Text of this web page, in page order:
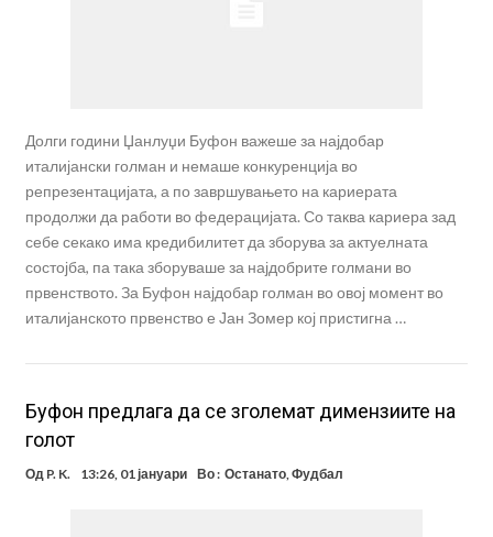
Долги години Џанлуџи Буфон важеше за најдобар
италијански голман и немаше конкуренција во
репрезентацијата, а по завршувањето на кариерата
продолжи да работи во федерацијата. Со таква кариера зад
себе секако има кредибилитет да зборува за актуелната
состојба, па така зборуваше за најдобрите голмани во
првенството. За Буфон најдобар голман во овој момент во
италијанското првенство е Јан Зомер кој пристигна …
Буфон предлага да се зголемат димензиите на
голот
Од P. K. 13:26, 01 јануари Во : Останато, Фудбал